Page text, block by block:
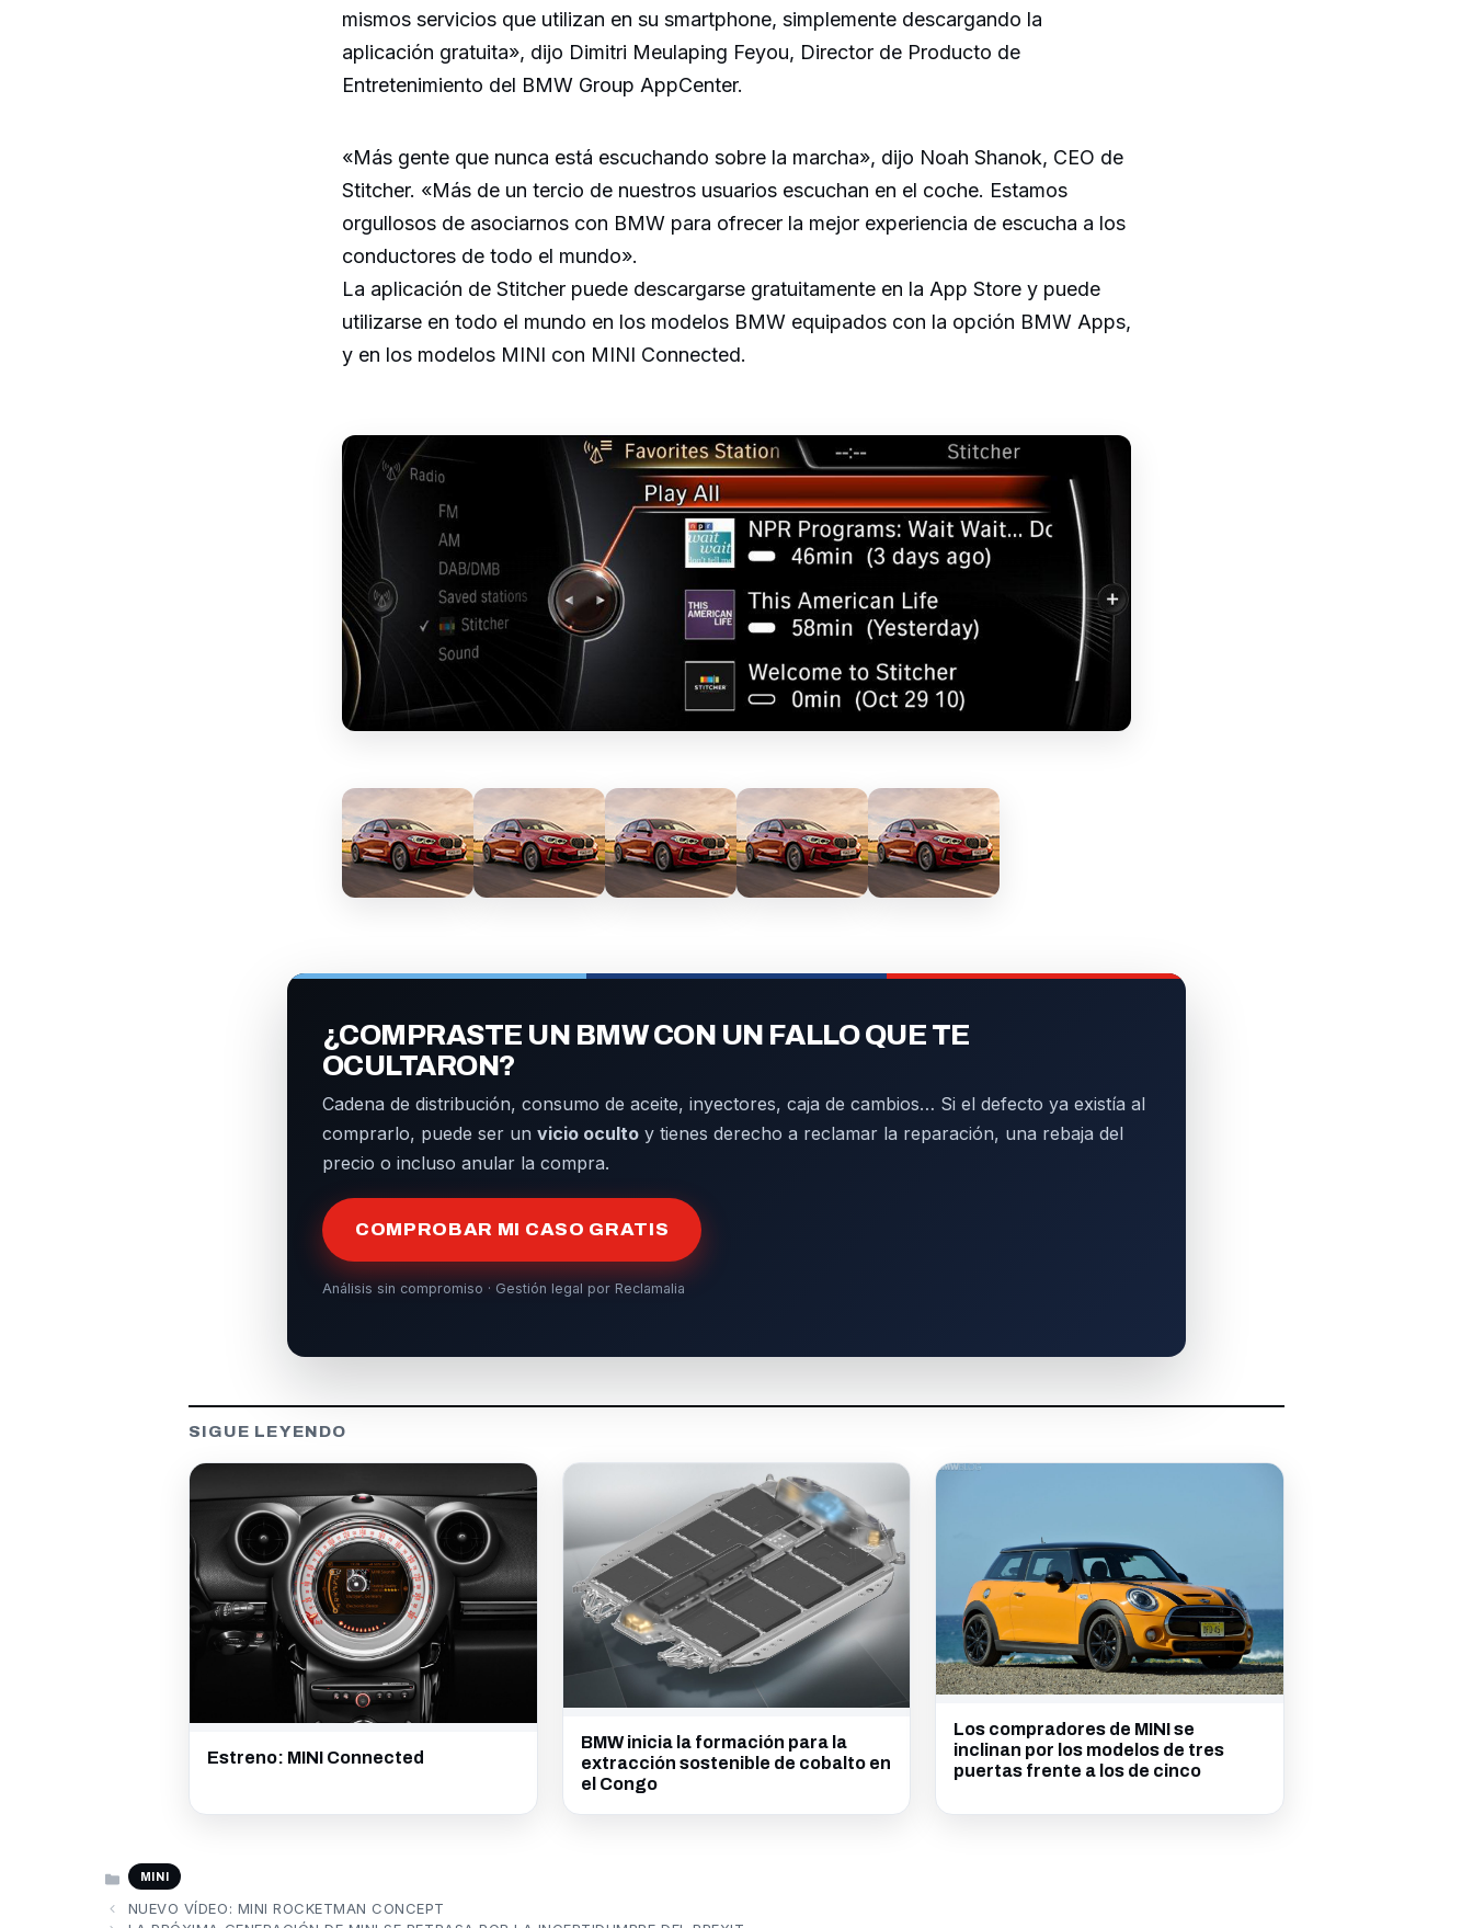
mismos servicios que utilizan en su smartphone, simplemente descargando la
aplicación gratuita», dijo Dimitri Meulaping Feyou, Director de Producto de
Entretenimiento del BMW Group AppCenter.
«Más gente que nunca está escuchando sobre la marcha», dijo Noah Shanok, CEO de
Stitcher. «Más de un tercio de nuestros usuarios escuchan en el coche. Estamos
orgullosos de asociarnos con BMW para ofrecer la mejor experiencia de escucha a los
conductores de todo el mundo».
La aplicación de Stitcher puede descargarse gratuitamente en la App Store y puede
utilizarse en todo el mundo en los modelos BMW equipados con la opción BMW Apps,
y en los modelos MINI con MINI Connected.
¿COMPRASTE UN BMW CON UN FALLO QUE TE
OCULTARON?
Cadena de distribución, consumo de aceite, inyectores, caja de cambios… Si el defecto ya existía al
comprarlo, puede ser un vicio oculto y tienes derecho a reclamar la reparación, una rebaja del
precio o incluso anular la compra.
COMPROBAR MI CASO GRATIS
Análisis sin compromiso · Gestión legal por Reclamalia
SIGUE LEYENDO
Estreno: MINI Connected
BMW inicia la formación para la
extracción sostenible de cobalto en
el Congo
Los compradores de MINI se
inclinan por los modelos de tres
puertas frente a los de cinco
CATEGORÍAS
MINI
NUEVO VÍDEO: MINI ROCKETMAN CONCEPT